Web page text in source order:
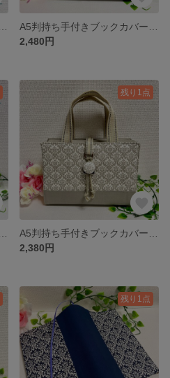
2,480円
残り1点
2,380円
残り1点